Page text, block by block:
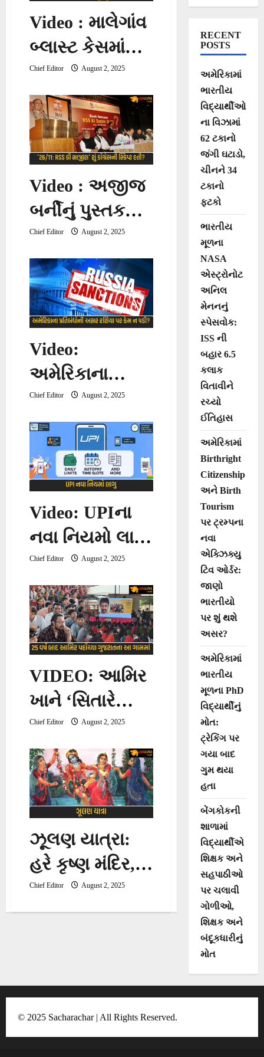
Video : માલેગાંવ
બ્લાસ્ટ કેસમાં
મોહન ભાગવતને
ફસાવવાનું
ષડયંત્ર રચાયું
હતું?
Chief Editor August 2, 2025
Video : અજીજ
બર્નીનું પુસ્તક
‘26/11: RSS કી
સાજીશ’ શું
કોંગ્રેસની
સ્ક્રિપ્ટ હતી?
Chief Editor August 2, 2025
Video:
અમેરિકાના
પ્રતિબંધોની
અસર રશિયા પર
કેમ ન પડી?
Chief Editor August 2, 2025
Video: UPIના
નવા નિયમો લાગુ,
જાણો સામાન્ય
માણસને શું થશે
અસર!
Chief Editor August 2, 2025
VIDEO: આમિર
ખાને ‘સિતારે
જમીન પર’
ફિલ્મને યુટ્યુબ
પર રિલીઝ કરી
Chief Editor August 2, 2025
ઝૂલણ યાત્રા:
હરે કૃષ્ણ મંદિર,
ભાડજમાં ચાર
દિવસીય ઝૂલણ
Chief Editor August 2, 2025
RECENT
POSTS
અમેરિકામાં
ભારતીય
વિદ્યાર્થીઓ
ના વિઝામાં
62 ટકાનો
જંગી ઘટાડો,
ચીનને 34
ટકાનો
ફટકો
ભારતીય
મૂળના
NASA
એસ્ટ્રોનોટ
અનિલ
મેનનનું
સ્પેસવોક:
ISS ની
બહાર 6.5
કલાક
વિતાવીને
રચ્યો
ઈતિહાસ
અમેરિકામાં
Birthright
Citizenship
અને Birth
Tourism
પર ટ્રમ્પના
નવા
એક્ઝિક્યુ
ટિવ ઓર્ડર:
જાણો
ભારતીયો
પર શું થશે
અસર?
અમેરિકામાં
ભારતીય
મૂળના PhD
વિદ્યાર્થીનું
મોત:
ટ્રેકિંગ પર
ગયા બાદ
ગુમ થયા
હતા
બેંગકોકની
શાળામાં
વિદ્યાર્થીએ
શિક્ષક અને
સહપાઠીઓ
પર ચલાવી
ગોળીઓ,
શિક્ષક અને
બંદૂકધારીનું
મોત
© 2025 Sacharachar | All Rights Reserved.